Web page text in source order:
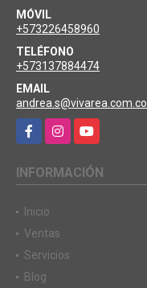
MÓVIL
+573226458960
TELÉFONO
+573137884474
EMAIL
andrea.s@vivarea.com.co
FacebookInstagramYouTube
INFORMACIÓN
Inicio
Ventas
Servicios
Blog